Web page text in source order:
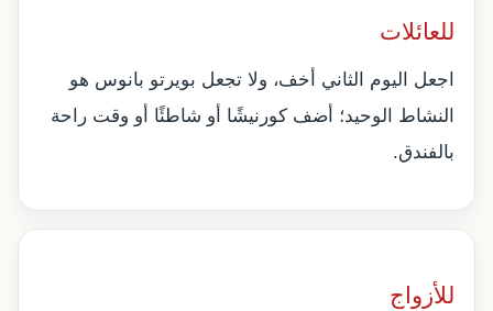
للعائلات
اجعل اليوم الثاني أخف، ولا تجعل بويرتو بانوس هو
النشاط الوحيد؛ أضف كورنيشًا أو شاطئًا أو وقت راحة
بالفندق.
للأزواج